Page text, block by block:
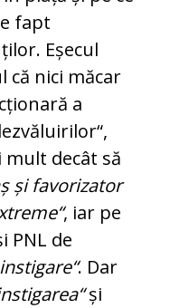
fapt
Eșecul
că nici măcar
a
decât să
și favorizator
, iar pe
PNL de
. Dar
și